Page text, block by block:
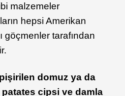
malzemeler
hepsi Amerikan
göçmenler tarafından
domuz ya da
cipsi ve damla